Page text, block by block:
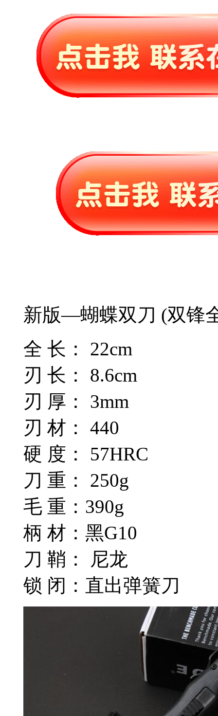
新版—蝴蝶双刀 (双锋
全 长： 22cm
刃 长： 8.6cm
刃 厚： 3mm
刃 材： 440
硬 度： 57HRC
刀 重： 250g
毛 重：390g
柄 材：黑G10
刀 鞘： 尼龙
锁 闭：直出弹簧刀